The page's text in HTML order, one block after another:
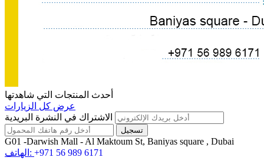
أحدث المنتجات التي شاهدتها
عرض كل الزيارات
الاشتراك في النشرة البريدية
G01 -Darwish Mall - Al Maktoum St, Baniyas square , Dubai
الهاتف: +971 56 989 6171